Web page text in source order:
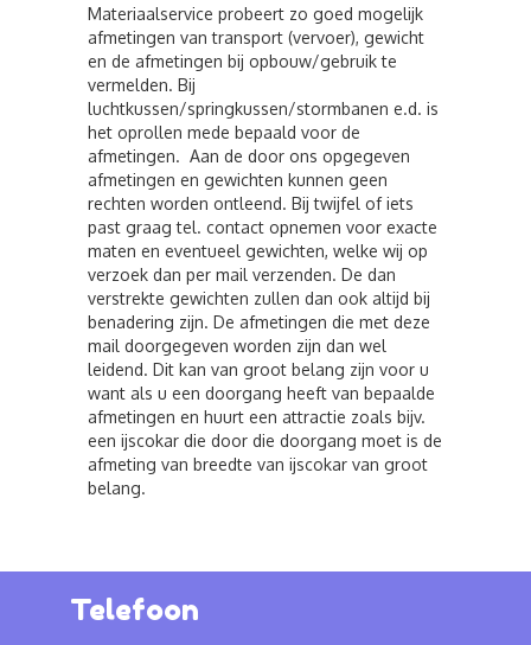
Materiaalservice probeert zo goed mogelijk
afmetingen van transport (vervoer), gewicht
en de afmetingen bij opbouw/gebruik te
vermelden. Bij
luchtkussen/springkussen/stormbanen e.d. is
het oprollen mede bepaald voor de
afmetingen. Aan de door ons opgegeven
afmetingen en gewichten kunnen geen
rechten worden ontleend. Bij twijfel of iets
past graag tel. contact opnemen voor exacte
maten en eventueel gewichten, welke wij op
verzoek dan per mail verzenden. De dan
verstrekte gewichten zullen dan ook altijd bij
benadering zijn. De afmetingen die met deze
mail doorgegeven worden zijn dan wel
leidend. Dit kan van groot belang zijn voor u
want als u een doorgang heeft van bepaalde
afmetingen en huurt een attractie zoals bijv.
een ijscokar die door die doorgang moet is de
afmeting van breedte van ijscokar van groot
belang.
Telefoon